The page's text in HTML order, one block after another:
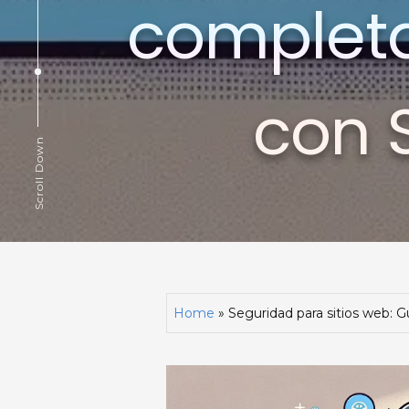
con
Scroll Down
Home » Seguridad para sitios web: